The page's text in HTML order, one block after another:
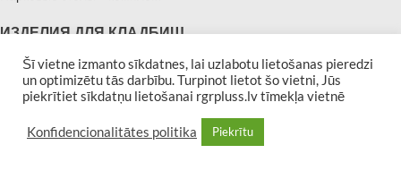
ИЗДЕЛИЯ ДЛЯ КЛАДБИЩ
Надгробные памятники
Памятники – Мемориальные плиты
Скамейки для кладбищ
| Developed by
Šī vietne izmanto sīkdatnes, lai uzlabotu lietošanas pieredzi
un optimizētu tās darbību. Turpinot lietot šo vietni, Jūs
piekrītiet sīkdatņu lietošanai rgrpluss.lv tīmekļa vietnē
Konfidencionalitātes politika Piekrītu